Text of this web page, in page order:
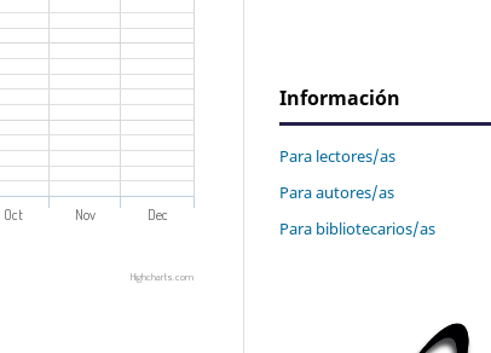
Oct Nov Dec
Highcharts.com
Información
Para lectores/as
Para autores/as
Para bibliotecarios/as